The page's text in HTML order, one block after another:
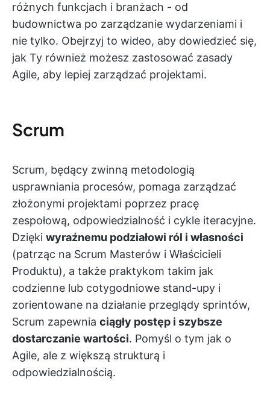
różnych funkcjach i branżach - od
budownictwa po zarządzanie wydarzeniami i
nie tylko. Obejrzyj to wideo, aby dowiedzieć się,
jak Ty również możesz zastosować zasady
Agile, aby lepiej zarządzać projektami.
Scrum
Scrum, będący zwinną metodologią
usprawniania procesów, pomaga zarządzać
złożonymi projektami poprzez pracę
zespołową, odpowiedzialność i cykle iteracyjne.
Dzięki wyraźnemu podziałowi ról i własności
(patrząc na Scrum Masterów i Właścicieli
Produktu), a także praktykom takim jak
codzienne lub cotygodniowe stand-upy i
zorientowane na działanie przeglądy sprintów,
Scrum zapewnia ciągły postęp i szybsze
dostarczanie wartości. Pomyśl o tym jak o
Agile, ale z większą strukturą i
odpowiedzialnością.